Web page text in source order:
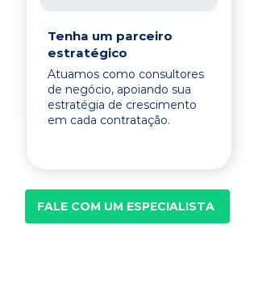
Tenha um parceiro
estratégico
Atuamos como consultores
de negócio, apoiando sua
estratégia de crescimento
em cada contratação.
FALE COM UM ESPECIALISTA